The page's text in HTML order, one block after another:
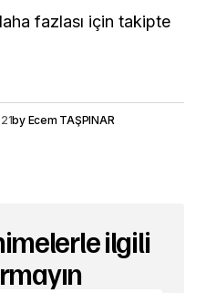
fazlası için takipte
by Ecem TAŞPINAR
ilgili